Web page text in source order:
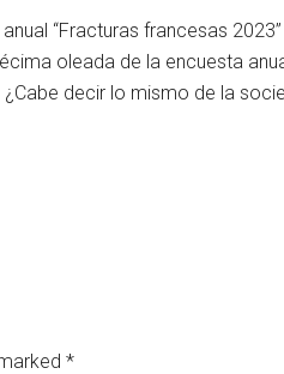
“Fracturas francesas
oleada de la encuesta
decir lo mismo de la
*